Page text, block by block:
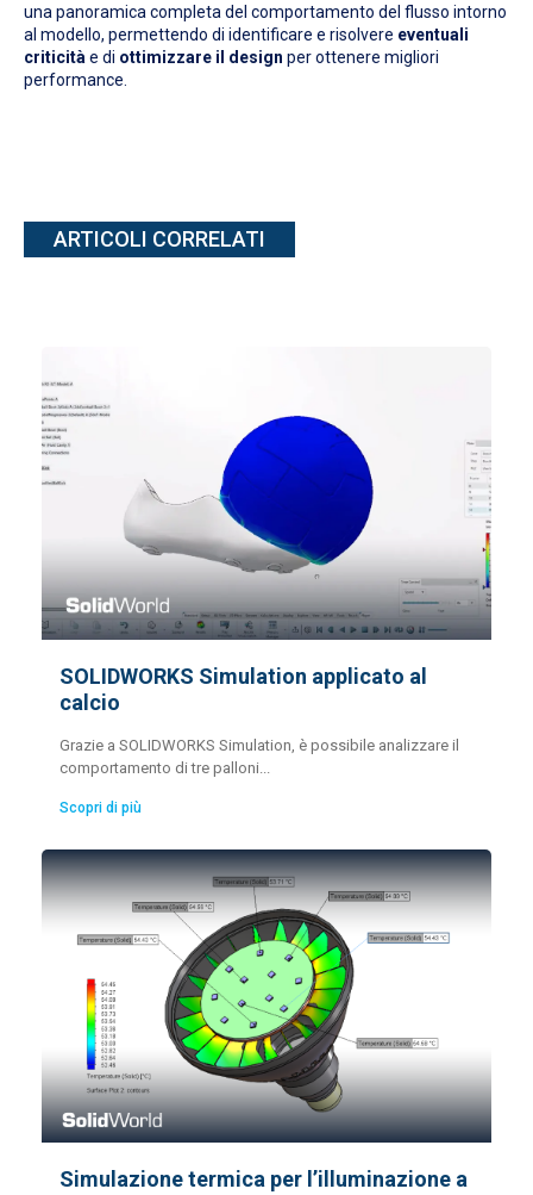
una panoramica completa del comportamento del flusso intorno
al modello, permettendo di identificare e risolvere eventuali
criticità e di ottimizzare il design per ottenere migliori
performance.
ARTICOLI CORRELATI
SOLIDWORKS Simulation applicato al
calcio
Grazie a SOLIDWORKS Simulation, è possibile analizzare il
comportamento di tre palloni...
Scopri di più
Simulazione termica per l’illuminazione a